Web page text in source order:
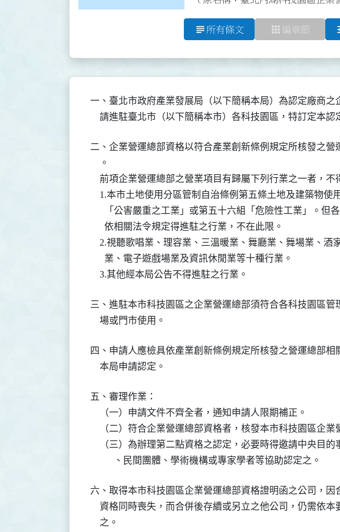
subject 所有條文 apps 編章節
一、臺北市政府產業發展局（以下簡稱本局）為認定廠商之
請進駐臺北市（以下簡稱本市）各科技園區，特訂定本認
二、企業營運總部資格以符合產業創新條例規定所核發之
    。
前項企業營運總部之營業項目有歸屬下列行業之一者，不
1.本市土地使用分區管制自治條例第五條土地及建築物
「公害嚴重之工業」或第五十六組「危險性工業」。但
      依相關法令規定得進駐之行業，不在此限。
2.視聽歌唱業、理容業、三溫暖業、舞廳業、舞場業、
      業、電子遊戲場業及資訊休閒業等十種行業。
    3.其他經本局公告不得進駐之行業。
三、進駐本市科技園區之企業營運總部須符合各科技園區
    場或門市使用。
四、申請人應檢具依產業創新條例規定所核發之營運總部
    本局申請認定。
五、審理作業：
    （一）申請文件不齊全者，通知申請人限期補正。
（二）符合企業營運總部資格者，核發本市科技園區企業
（三）為辦理第二點資格之認定，必要時得邀請中央目
          、民間團體、學術機構或專家學者等協助認定之。
六、取得本市科技園區企業營運總部資格證明函之公司，因
資格同時喪失，而合併後存續或另立之他公司，仍需依
    之。